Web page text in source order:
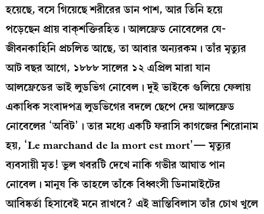
হয়েছে, বসে গিয়েছে শরীরের ডান পাশ, আর তিনি হয়ে
পড়েছেন প্রায় বাক্‌শক্তিরহিত। আলফ্রেড নোবেলের যে-
জীবনকাহিনি প্রচলিত আছে, তা আবার অন্যরকম। তাঁর মৃত্যুর
আট বছর আগে, ১৮৮৮ সালের ১২ এপ্রিল মারা যান
আলফ্রেডের ভাই লুডভিগ নোবেল। দুই ভাইকে গুলিয়ে ফেলায়
একাধিক সংবাদপত্র লুডভিগের বদলে ছেপে দেয় আলফ্রেড
নোবেলের ‘অবিট’। তার মধ্যে একটি ফরাসি কাগজের শিরোনাম
হয়, ‘Le marchand de la mort est mort’— মৃত্যুর
ব্যবসায়ী মৃত! ভুল খবরটি দেখে নাকি গভীর আঘাত পান
নোবেল। মানুষ কি তাহলে তাঁকে বিধ্বংসী ডিনামাইটের
আবিষ্কর্তা হিসাবেই মনে রাখবে? এই ভ্রান্তিবিলাস তাঁর চোখ খুলে